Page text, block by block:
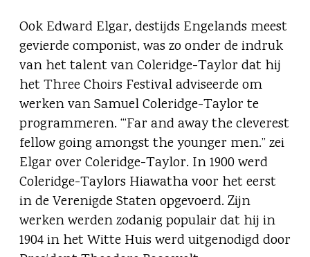
Ook Edward Elgar, destijds Engelands meest
gevierde componist, was zo onder de indruk
van het talent van Coleridge-Taylor dat hij
het Three Choirs Festival adviseerde om
werken van Samuel Coleridge-Taylor te
programmeren. ‘“Far and away the cleverest
fellow going amongst the younger men.” zei
Elgar over Coleridge-Taylor. In 1900 werd
Coleridge-Taylors Hiawatha voor het eerst
in de Verenigde Staten opgevoerd. Zijn
werken werden zodanig populair dat hij in
1904 in het Witte Huis werd uitgenodigd door